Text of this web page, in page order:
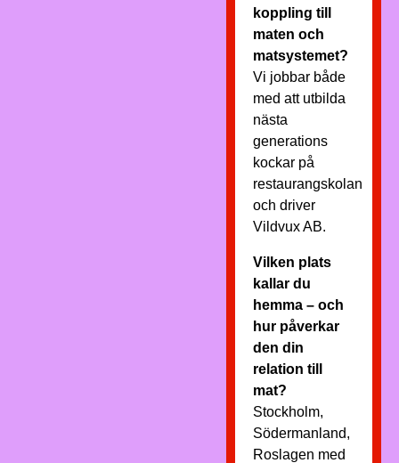
koppling till
maten och
matsystemet?
Vi jobbar både
med att utbilda
nästa
generations
kockar på
restaurangskolan
och driver
Vildvux AB.
Vilken plats
kallar du
hemma – och
hur påverkar
den din
relation till
mat?
Stockholm,
Södermanland,
Roslagen med